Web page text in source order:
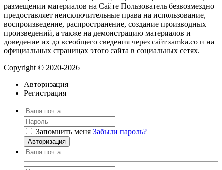
размещении материалов на Сайте Пользователь безвозмездно
предоставляет неисключительные права на использование,
воспроизведение, распространение, создание производных
произведений, а также на демонстрацию материалов и
доведение их до всеобщего сведения через сайт samka.co и на
официальных страницах этого сайта в социальных сетях.
Copyright © 2020-2026
Авторизация
Регистрация
Запомнить меня Забыли пароль?
Авторизация